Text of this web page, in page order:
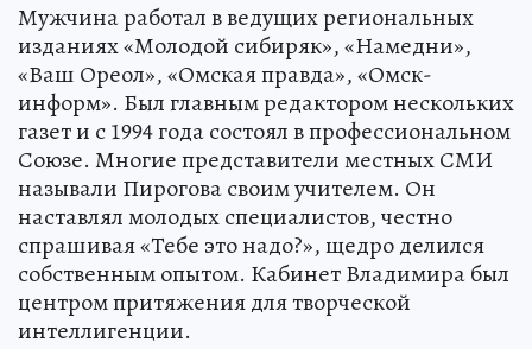
Мужчина работал в ведущих региональных
изданиях «Молодой сибиряк», «Намедни»,
«Ваш Ореол», «Омская правда», «Омск-
информ». Был главным редактором нескольких
газет и с 1994 года состоял в профессиональном
Союзе. Многие представители местных СМИ
называли Пирогова своим учителем. Он
наставлял молодых специалистов, честно
спрашивая «Тебе это надо?», щедро делился
собственным опытом. Кабинет Владимира был
центром притяжения для творческой
интеллигенции.